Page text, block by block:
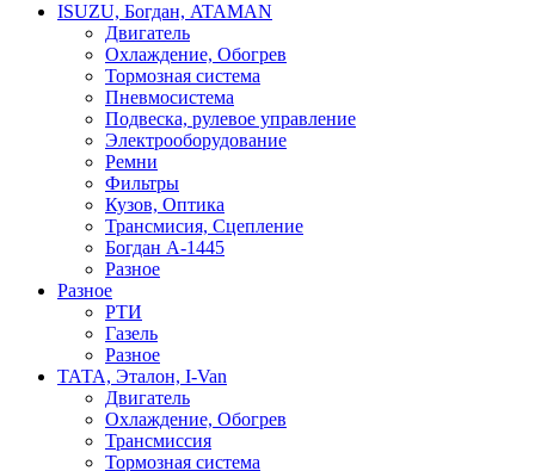
ISUZU, Богдан, ATAMAN
Двигатель
Охлаждение, Обогрев
Тормозная система
Пневмосистема
Подвеска, рулевое управление
Электрооборудование
Ремни
Фильтры
Кузов, Оптика
Трансмисия, Сцепление
Богдан А-1445
Разное
Разное
РТИ
Газель
Разное
ТАТА, Эталон, I-Van
Двигатель
Охлаждение, Обогрев
Трансмиссия
Тормозная система